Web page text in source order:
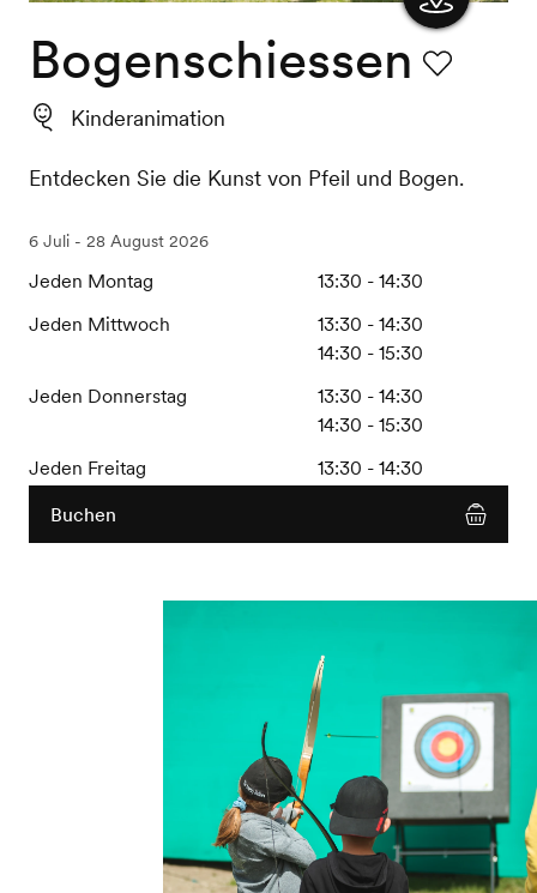
Karte
Bogenschiessen
Kinderanimation
Entdecken Sie die Kunst von Pfeil und Bogen.
6 Juli - 28 August 2026
Jeden Montag
13:30 - 14:30
Jeden Mittwoch
13:30 - 14:30
14:30 - 15:30
Jeden Donnerstag
13:30 - 14:30
14:30 - 15:30
Jeden Freitag
13:30 - 14:30
Buchen